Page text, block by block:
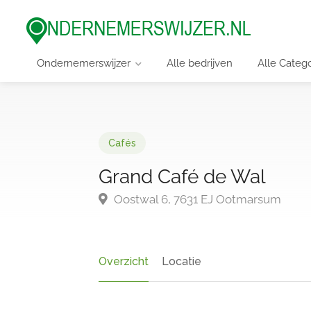
Ondernemerswijzer Alle bedrijven Alle
Cafés
Grand Café de Wal
Oostwal 6, 7631 EJ Ootmarsum
Overzicht Locatie